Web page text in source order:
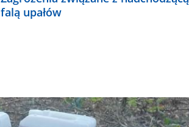
falą upałów